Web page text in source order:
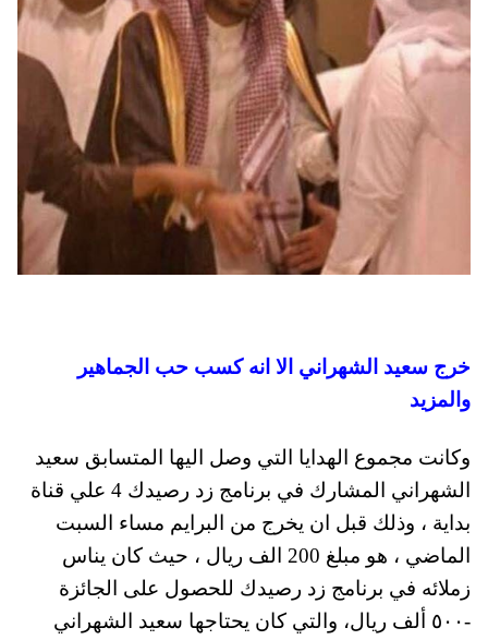
خرج سعيد الشهراني الا انه كسب حب الجماهير
والمزيد
وكانت مجموع الهدايا التي وصل اليها المتسابق سعيد
الشهراني المشارك في برنامج زد رصيدك 4 علي قناة
بداية ، وذلك قبل ان يخرج من البرايم مساء السبت
الماضي ، هو مبلغ 200 الف ريال ، حيث كان يناس
زملائه في برنامج زد رصيدك للحصول على الجائزة
-٥٠٠ ألف ريال، والتي كان يحتاجها سعيد الشهراني